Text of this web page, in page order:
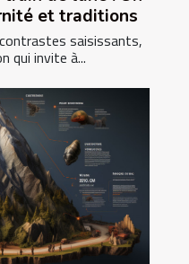
et traditions
saisissants,
qui invite à...